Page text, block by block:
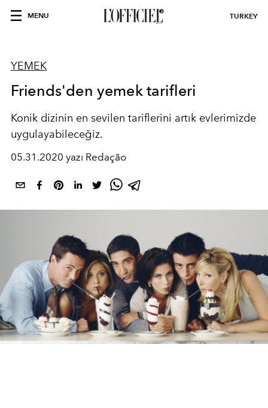
MENU TURKEY
YEMEK
Friends'den yemek tarifleri
Konik dizinin en sevilen tariflerini artık evlerimizde
uygulayabileceğiz.
05.31.2020 yazı Redação